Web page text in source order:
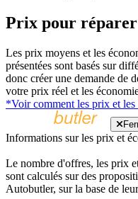
Prix pour
Les prix moyens et les
présentées sont basés sur
donc créer une demande de
votre prix réel et les
*Voir comment les prix et les
Informations sur les prix et
Le nombre d'offres, les prix
sont calculés sur des
Autobutler, sur la base de